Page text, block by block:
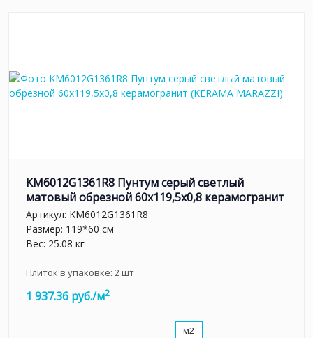
KM6012G1361R8 Пунтум серый светлый
матовый обрезной 60x119,5x0,8 керамогранит
Артикул: KM6012G1361R8
Размер: 119*60 см
Вес: 25.08 кг
Плиток в упаковке: 2шт
1 937.36 руб./м2
м2